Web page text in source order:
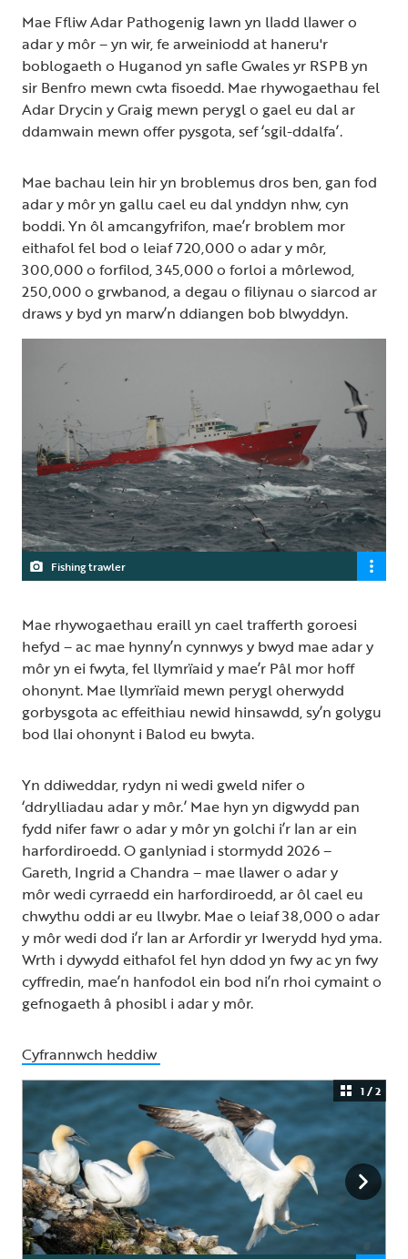
Mae Ffliw Adar Pathogenig Iawn yn lladd llawer o
adar y môr – yn wir, fe arweiniodd at haneru'r
boblogaeth o Huganod yn safle Gwales yr RSPB yn
sir Benfro mewn cwta fisoedd. Mae rhywogaethau fel
Adar Drycin y Graig mewn perygl o gael eu dal ar
ddamwain mewn offer pysgota, sef ‘sgil-ddalfa’.
Mae bachau lein hir yn broblemus dros ben, gan fod
adar y môr yn gallu cael eu dal ynddyn nhw, cyn
boddi. Yn ôl amcangyfrifon, mae’r broblem mor
eithafol fel bod o leiaf 720,000 o adar y môr,
300,000 o forfilod, 345,000 o forloi a môrlewod,
250,000 o grwbanod, a degau o filiynau o siarcod ar
draws y byd yn marw’n ddiangen bob blwyddyn.
Fishing trawler
Mae rhywogaethau eraill yn cael trafferth goroesi
hefyd – ac mae hynny’n cynnwys y bwyd mae adar y
môr yn ei fwyta, fel llymrïaid y mae’r Pâl mor hoff
ohonynt. Mae llymrïaid mewn perygl oherwydd
gorbysgota ac effeithiau newid hinsawdd, sy’n golygu
bod llai ohonynt i Balod eu bwyta.
Yn ddiweddar, rydyn ni wedi gweld nifer o
‘ddrylliadau adar y môr.’ Mae hyn yn digwydd pan
fydd nifer fawr o adar y môr yn golchi i’r lan ar ein
harfordiroedd. O ganlyniad i stormydd 2026 –
Gareth, Ingrid a Chandra – mae llawer o adar y
môr wedi cyrraedd ein harfordiroedd, ar ôl cael eu
chwythu oddi ar eu llwybr. Mae o leiaf 38,000 o adar
y môr wedi dod i’r lan ar Arfordir yr Iwerydd hyd yma.
Wrth i dywydd eithafol fel hyn ddod yn fwy ac yn fwy
cyffredin, mae’n hanfodol ein bod ni’n rhoi cymaint o
gefnogaeth â phosibl i adar y môr.
Cyfrannwch heddiw
1 / 2